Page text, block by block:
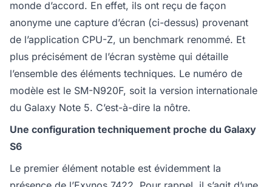
monde d’accord. En effet, ils ont reçu de façon
anonyme une capture d’écran (ci-dessus) provenant
de l’application CPU-Z, un benchmark renommé. Et
plus précisément de l’écran système qui détaille
l’ensemble des éléments techniques. Le numéro de
modèle est le SM-N920F, soit la version internationale
du Galaxy Note 5. C’est-à-dire la nôtre.
Une configuration techniquement proche du Galaxy
S6
Le premier élément notable est évidemment la